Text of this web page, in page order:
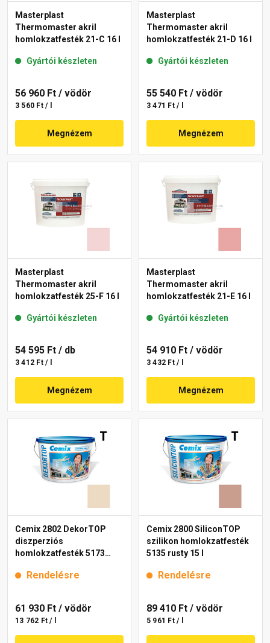
Masterplast
Thermomaster akril
homlokzatfesték 21-C 16 l
Gyártói készleten
56 960 Ft / vödör
3 560 Ft / l
Megnézem
Masterplast
Thermomaster akril
homlokzatfesték 21-D 16 l
Gyártói készleten
55 540 Ft / vödör
3 471 Ft / l
Megnézem
Masterplast
Thermomaster akril
homlokzatfesték 25-F 16 l
Gyártói készleten
54 595 Ft / db
3 412 Ft / l
Megnézem
Masterplast
Thermomaster akril
homlokzatfesték 21-E 16 l
Gyártói készleten
54 910 Ft / vödör
3 432 Ft / l
Megnézem
Cemix 2802 DekorTOP
diszperziós
homlokzatfesték 5173
Rendelésre
61 930 Ft / vödör
13 762 Ft / l
Cemix 2800 SiliconTOP
szilikon homlokzatfesték
5135 rusty 15 l
Rendelésre
89 410 Ft / vödör
5 961 Ft / l